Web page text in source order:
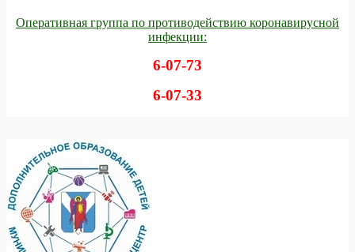
Оперативная группа по противодействию коронавирусной
инфекции:
6-07-73
6-07-33